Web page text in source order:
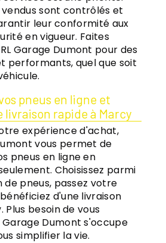
vendus sont contrôlés et
leur conformité aux
en vigueur. Faites
Garage Dumont pour des
performants, quel que soit
pneus en ligne et
rapide à Marcy
expérience d'achat,
vous permet de
pneus en ligne en
Choisissez parmi
pneus, passez votre
d'une livraison
Plus besoin de vous
Garage Dumont s'occupe
simplifier la vie.